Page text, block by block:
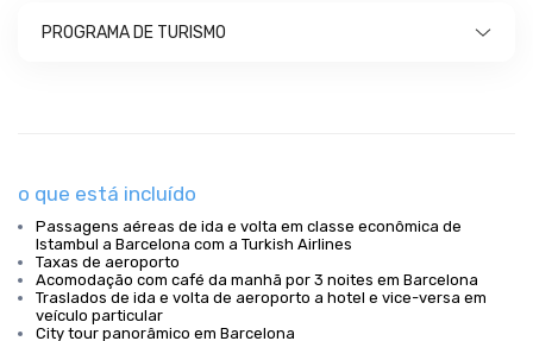
PROGRAMA DE TURISMO
o que está incluído
Passagens aéreas de ida e volta em classe econômica de
Istambul a Barcelona com a Turkish Airlines
Taxas de aeroporto
Acomodação com café da manhã por 3 noites em Barcelona
Traslados de ida e volta de aeroporto a hotel e vice-versa em
veículo particular
City tour panorâmico em Barcelona